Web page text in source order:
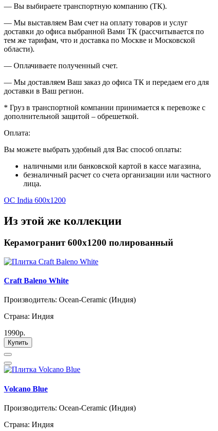
— Вы выбираете транспортную компанию (ТК).
— Мы выставляем Вам счет на оплату товаров и услуг
доставки до офиса выбранной Вами ТК (рассчитывается по
тем же тарифам, что и доставка по Москве и Московской
области).
— Оплачиваете полученный счет.
— Мы доставляем Ваш заказ до офиса ТК и передаем его для
доставки в Ваш регион.
* Груз в транспортной компании принимается к перевозке с
дополнительной защитой – обрешеткой.
Оплата:
Вы можете выбрать удобный для Вас способ оплаты:
наличными или банковской картой в кассе магазина,
безналичный расчет со счета организации или частного
лица.
OC India 600x1200
Из этой же коллекции
Керамогранит 600х1200 полированный
Craft Baleno White
Производитель: Ocean-Ceramic (Индия)
Страна: Индия
1990р.
Купить
Volcano Blue
Производитель: Ocean-Ceramic (Индия)
Страна: Индия